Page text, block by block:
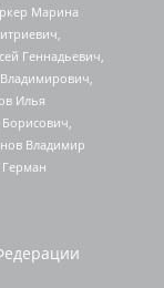
Марина
Геннадьевич,
Илья
Владимир